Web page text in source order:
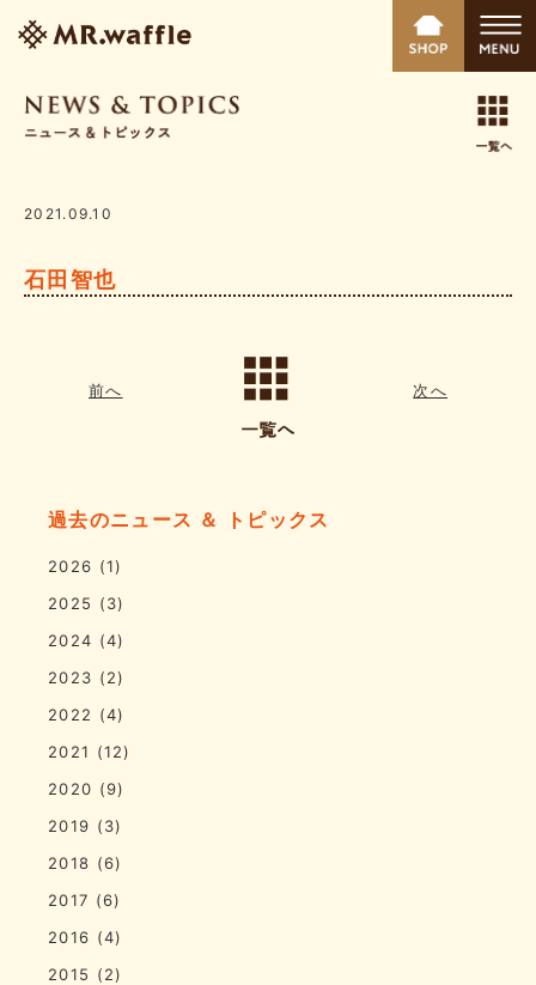
2021.09.10
石田智也
前へ 次へ
過去のニュース ＆ トピックス
2026 (1)
2025 (3)
2024 (4)
2023 (2)
2022 (4)
2021 (12)
2020 (9)
2019 (3)
2018 (6)
2017 (6)
2016 (4)
2015 (2)